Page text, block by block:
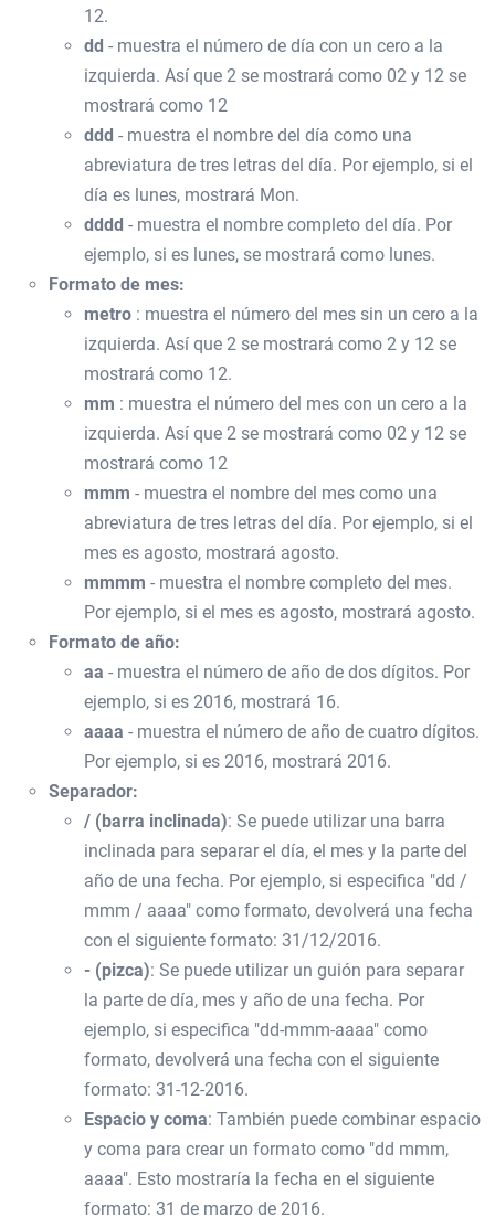
12.
dd - muestra el número de día con un cero a la
izquierda. Así que 2 se mostrará como 02 y 12 se
mostrará como 12
ddd - muestra el nombre del día como una
abreviatura de tres letras del día. Por ejemplo, si el
día es lunes, mostrará Mon.
dddd - muestra el nombre completo del día. Por
ejemplo, si es lunes, se mostrará como lunes.
Formato de mes:
metro : muestra el número del mes sin un cero a la
izquierda. Así que 2 se mostrará como 2 y 12 se
mostrará como 12.
mm : muestra el número del mes con un cero a la
izquierda. Así que 2 se mostrará como 02 y 12 se
mostrará como 12
mmm - muestra el nombre del mes como una
abreviatura de tres letras del día. Por ejemplo, si el
mes es agosto, mostrará agosto.
mmmm - muestra el nombre completo del mes.
Por ejemplo, si el mes es agosto, mostrará agosto.
Formato de año:
aa - muestra el número de año de dos dígitos. Por
ejemplo, si es 2016, mostrará 16.
aaaa - muestra el número de año de cuatro dígitos.
Por ejemplo, si es 2016, mostrará 2016.
Separador:
/ (barra inclinada): Se puede utilizar una barra
inclinada para separar el día, el mes y la parte del
año de una fecha. Por ejemplo, si especifica "dd /
mmm / aaaa" como formato, devolverá una fecha
con el siguiente formato: 31/12/2016.
- (pizca): Se puede utilizar un guión para separar
la parte de día, mes y año de una fecha. Por
ejemplo, si especifica "dd-mmm-aaaa" como
formato, devolverá una fecha con el siguiente
formato: 31-12-2016.
Espacio y coma: También puede combinar espacio
y coma para crear un formato como "dd mmm,
aaaa". Esto mostraría la fecha en el siguiente
formato: 31 de marzo de 2016.